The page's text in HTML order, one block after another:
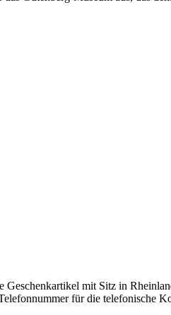
Geschenkartikel mit Sitz in
für die telefonische